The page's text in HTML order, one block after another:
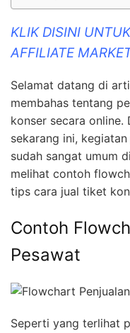
KLIK DISINI
AFFILIATE
Selamat datang di
membahas tentang
konser secara
sekarang ini,
sudah sangat umum
melihat contoh
tips cara jual tiket
Contoh
Pesawat
Seperti yang terlihat